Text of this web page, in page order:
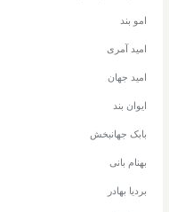
امو بند
امید آمری
امید جهان
ایوان بند
بابک جهانبخش
بهنام بانی
بردیا بهادر